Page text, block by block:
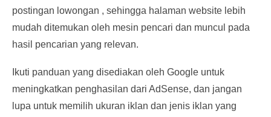
postingan lowongan , sehingga halaman website lebih
mudah ditemukan oleh mesin pencari dan muncul pada
hasil pencarian yang relevan.
Ikuti panduan yang disediakan oleh Google untuk
meningkatkan penghasilan dari AdSense, dan jangan
lupa untuk memilih ukuran iklan dan jenis iklan yang